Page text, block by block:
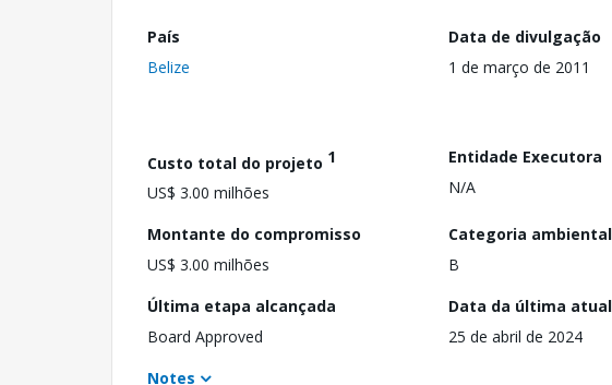
País
Belize
Data de divulgação
1 de março de 2011
Custo total do projeto 1
US$ 3.00 milhões
Entidade Executora
N/A
Montante do compromisso
US$ 3.00 milhões
Categoria ambiental
B
Última etapa alcançada
Board Approved
Data da última
25 de abril de 2024
Notes